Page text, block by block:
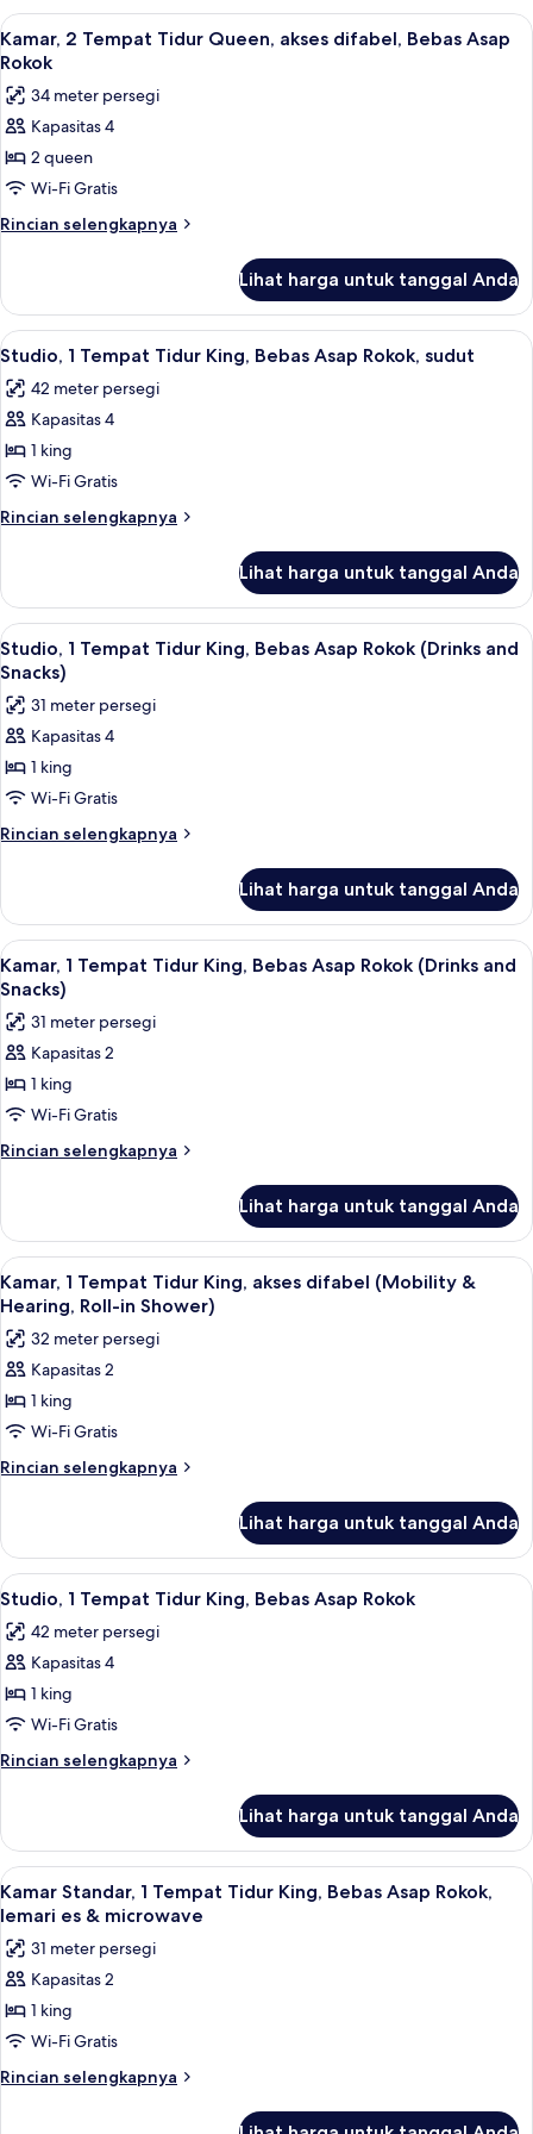
Bebas
Asap
Rokok
Tempat
Tidur
akses
difabel,
Asap
Rokok
Lihat
semua
foto
untuk
Kamar,
2
Tempat
Tidur
difabel,
Bebas
Asap
Rokok
Brankas, meja kerja, ruang kerja
4
Kamar, 2 Tempat Tidur Queen, akses difabel, Bebas Asap
Rokok
34 meter persegi
Kapasitas 4
2 queen
Wi-Fi Gratis
Rincian selengkapnya
Rincian
Kamar,
Tempat
Queen,
akses
Bebas
Asap
Lihat harga untuk tanggal Anda
Lihat
semua
foto
untuk
Studio,
1
Tempat
Tidur
Bebas
Asap
Rokok,
sudut
Studio, 1 Tempat Tidur King, Bebas
4
Studio, 1 Tempat Tidur King, Bebas Asap Rokok, sudut
42 meter persegi
Kapasitas 4
1 king
Wi-Fi Gratis
Rincian selengkapnya
Rincian
Studio,
Tempat
Tidur
Bebas
Asap
sudut
Lihat harga untuk tanggal Anda
Lihat
semua
foto
untuk
Studio,
1
Tempat
Tidur
Asap
Rokok
(Drinks
and
Snacks)
Brankas, meja kerja, ruang kerja
4
Studio, 1 Tempat Tidur King, Bebas Asap Rokok (Drinks and
Snacks)
31 meter persegi
Kapasitas 4
1 king
Wi-Fi Gratis
Rincian selengkapnya
Rincian
Studio,
Tempat
Tidur
Bebas
Asap
(Drinks
and
Lihat harga untuk tanggal Anda
Lihat
semua
foto
untuk
Kamar,
1
Tempat
Tidur
Asap
Rokok
(Drinks
and
Snacks)
Brankas, meja kerja, ruang kerja
5
Kamar, 1 Tempat Tidur King, Bebas Asap Rokok (Drinks and
Snacks)
31 meter persegi
Kapasitas 2
1 king
Wi-Fi Gratis
Rincian selengkapnya
Rincian
Kamar,
Tempat
Tidur
Bebas
Asap
(Drinks
and
Lihat harga untuk tanggal Anda
Lihat
semua
foto
untuk
Kamar,
1
Tempat
Tidur
difabel
(Mobility
&
Hearing,
Roll-
in
Shower)
Brankas, meja kerja, ruang kerja
4
Kamar, 1 Tempat Tidur King, akses difabel (Mobility &
Hearing, Roll-in Shower)
32 meter persegi
Kapasitas 2
1 king
Wi-Fi Gratis
Rincian selengkapnya
Rincian
Kamar,
Tempat
King,
akses
(Mobility
&
Roll-
Lihat harga untuk tanggal Anda
Lihat
semua
foto
untuk
Studio,
1
Tempat
Tidur
Bebas
Asap
Rokok
Brankas, meja kerja, ruang kerja
4
Studio, 1 Tempat Tidur King, Bebas Asap Rokok
42 meter persegi
Kapasitas 4
1 king
Wi-Fi Gratis
Rincian selengkapnya
Rincian
Studio,
Tempat
Tidur
Bebas
Asap
Lihat harga untuk tanggal Anda
Lihat
semua
foto
untuk
Kamar
Standar,
1
Tempat
Brankas, meja kerja, ruang kerja
4
Kamar Standar, 1 Tempat Tidur King, Bebas Asap Rokok,
lemari es & microwave
31 meter persegi
Kapasitas 2
1 king
Wi-Fi Gratis
Rincian selengkapnya
Rincian